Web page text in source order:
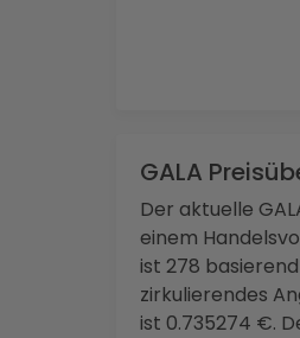
GALA
Der aktuelle
einem
ist 278
zirkulierendes
ist 0.735274 €.